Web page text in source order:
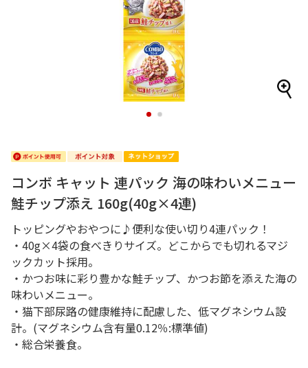
1 2
コンボ キャット 連パック 海の味わいメニュー
鮭チップ添え 160g(40g×4連)
トッピングやおやつに♪便利な使い切り4連パック！
・40g×4袋の食べきりサイズ。どこからでも切れるマジ
ックカット採用。
・かつお味に彩り豊かな鮭チップ、かつお節を添えた海の
味わいメニュー。
・猫下部尿路の健康維持に配慮した、低マグネシウム設
計。(マグネシウム含有量0.12％:標準値)
・総合栄養食。